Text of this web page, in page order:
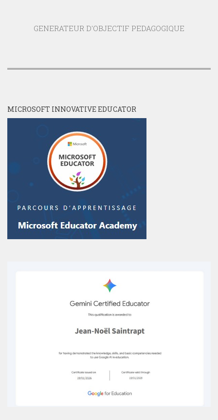
GENERATEUR D'OBJECTIF PEDAGOGIQUE
MICROSOFT INNOVATIVE EDUCATOR